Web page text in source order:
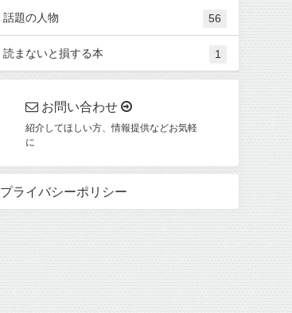
話題の人物 56
読まないと損する本 1
お問い合わせ
紹介してほしい方、情報提供などお気軽
に
プライバシーポリシー